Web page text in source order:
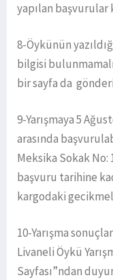
yapılan
8-Öykünün
bilgisi
bir sayfa da
9-Yarışmaya 5
arasında
Meksika Sokak No:
başvuru tarihine
kargodaki
10-Yarışma
Livaneli Öykü
Sayfası”ndan